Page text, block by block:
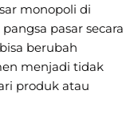
monopoli di
pasar secara
berubah
menjadi tidak
produk atau